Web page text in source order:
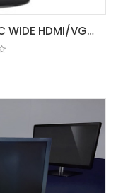
MONITOR LED DE 18.5" MDC WIDE HDMI/VGA BLACK